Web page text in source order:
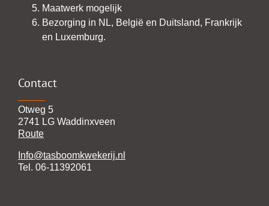
Maatwerk mogelijk
Bezorging in NL, België en Duitsland, Frankrijk
en Luxemburg.
Contact
Otweg 5
2741 LG Waddinxveen
Route
Info@tasboomkwekerij.nl
Tel. 06-11392061